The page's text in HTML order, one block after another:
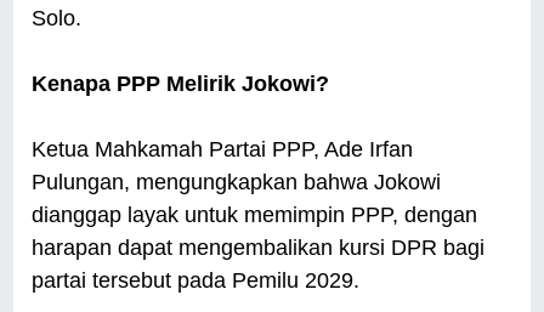
Solo.
Kenapa PPP Melirik Jokowi?
Ketua Mahkamah Partai PPP, Ade Irfan
Pulungan, mengungkapkan bahwa Jokowi
dianggap layak untuk memimpin PPP, dengan
harapan dapat mengembalikan kursi DPR bagi
partai tersebut pada Pemilu 2029.